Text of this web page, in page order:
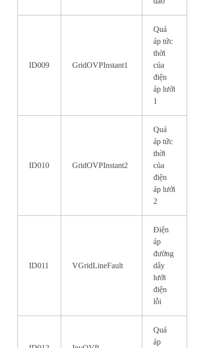
ID009 GridOVPInstant1
Quá
áp tức
thời
của
điện
áp lưới
1
ID010 GridOVPInstant2
Quá
áp tức
thời
của
điện
áp lưới
2
ID011 VGridLineFault
Điện
áp
đường
dây
lưới
điện
lỗi
Quá
áp